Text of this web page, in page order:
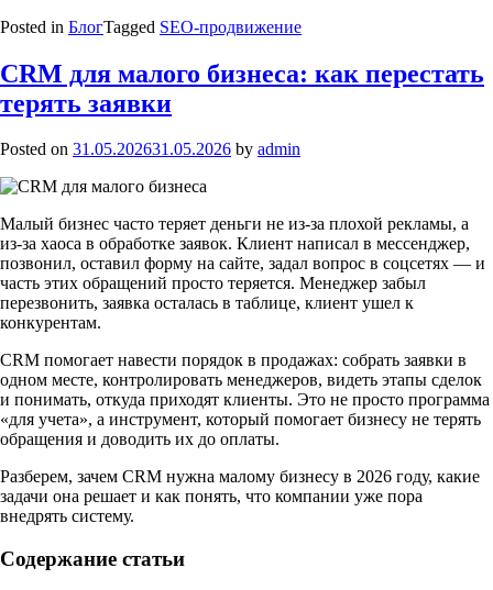
Posted in БлогTagged SEO-продвижение
CRM для малого бизнеса: как перестать
терять заявки
Posted on 31.05.202631.05.2026 by admin
Малый бизнес часто теряет деньги не из-за плохой рекламы, а
из-за хаоса в обработке заявок. Клиент написал в мессенджер,
позвонил, оставил форму на сайте, задал вопрос в соцсетях — и
часть этих обращений просто теряется. Менеджер забыл
перезвонить, заявка осталась в таблице, клиент ушел к
конкурентам.
CRM помогает навести порядок в продажах: собрать заявки в
одном месте, контролировать менеджеров, видеть этапы сделок
и понимать, откуда приходят клиенты. Это не просто программа
«для учета», а инструмент, который помогает бизнесу не терять
обращения и доводить их до оплаты.
Разберем, зачем CRM нужна малому бизнесу в 2026 году, какие
задачи она решает и как понять, что компании уже пора
внедрять систему.
Содержание статьи